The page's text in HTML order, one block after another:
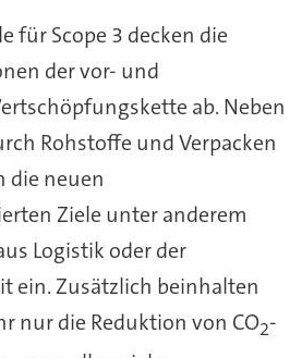
für Scope 3 decken die
der vor- und
ab. Neben
Rohstoffe und Verpacken
die neuen
Ziele unter anderem
Logistik oder der
ein. Zusätzlich beinhalten
nur die Reduktion von CO2-